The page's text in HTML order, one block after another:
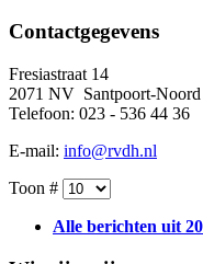
Contactgegevens
Fresiastraat 14
2071 NV Santpoort-Noord
Telefoon: 023 - 536 44 36
E-mail: info@rvdh.nl
Toon #
Alle berichten uit